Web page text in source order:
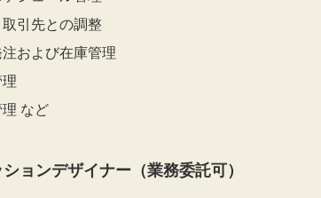
引先との調整
および在庫管理
など
ョンデザイナー（業務委託可）